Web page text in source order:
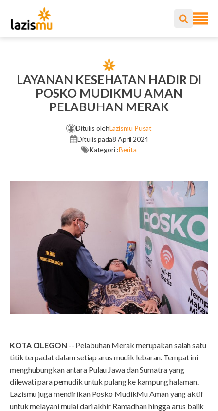
LAYANAN KESEHATAN HADIR DI
POSKO MUDIKMU AMAN
PELABUHAN MERAK
Ditulis olehLazismu Pusat
Ditulis pada8 April 2024
Kategori :Berita
KOTA CILEGON -- Pelabuhan Merak merupakan salah satu
titik terpadat dalam setiap arus mudik lebaran. Tempat ini
menghubungkan antara Pulau Jawa dan Sumatra yang
dilewati para pemudik untuk pulang ke kampung halaman.
Lazismu juga mendirikan Posko MudikMu Aman yang aktif
untuk melayani mulai dari akhir Ramadhan hingga arus balik